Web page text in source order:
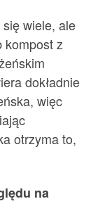
wiele, ale
kompost z
dokładnie
więc
otrzyma to,
na